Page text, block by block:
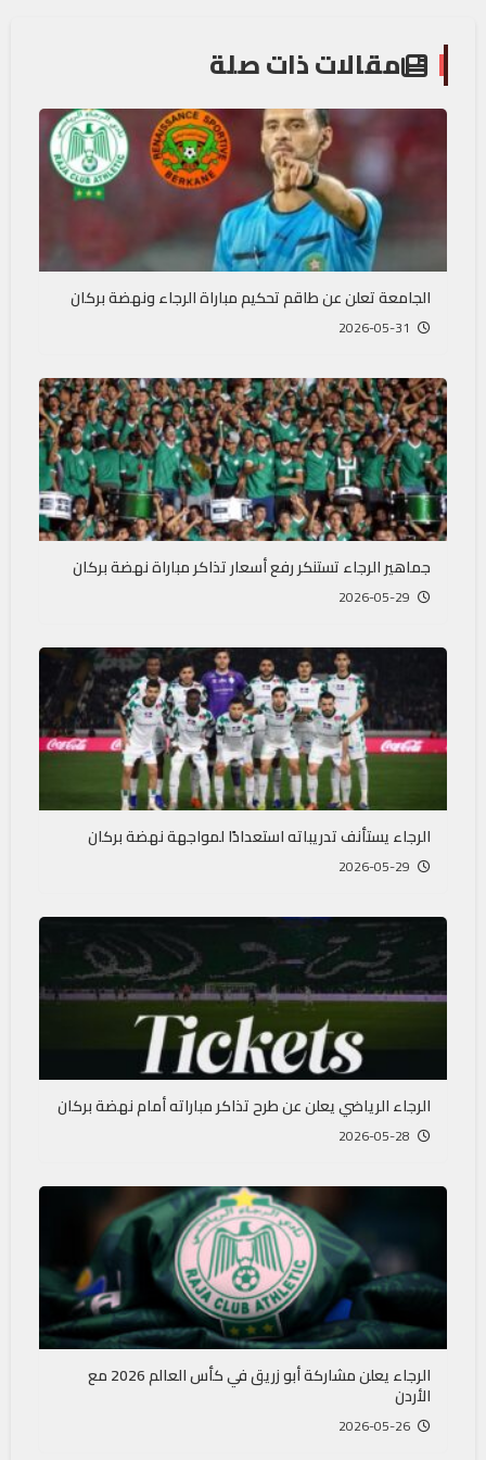
مقالات ذات صلة
الجامعة تعلن عن طاقم تحكيم مباراة الرجاء ونهضة بركان
جماهير الرجاء تستنكر رفع أسعار تذاكر مباراة نهضة بركان
الرجاء يستأنف تدريباته استعدادًا لمواجهة نهضة بركان
الرجاء الرياضي يعلن عن طرح تذاكر مباراته أمام نهضة بركان
الرجاء يعلن مشاركة أبو زريق في كأس العالم 2026 مع
الأردن